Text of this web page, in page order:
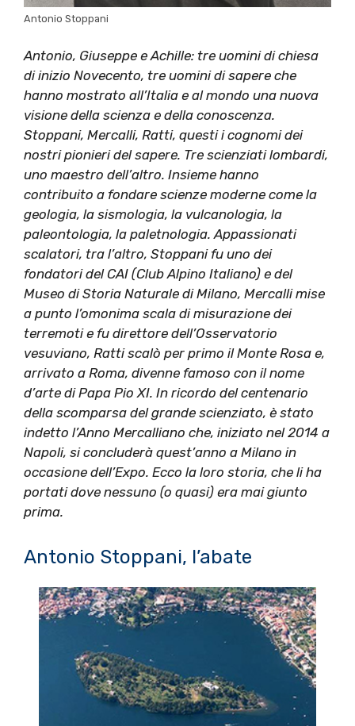
Antonio Stoppani
Antonio, Giuseppe e Achille: tre uomini di chiesa
di inizio Novecento, tre uomini di sapere che
hanno mostrato all’Italia e al mondo una nuova
visione della scienza e della conoscenza.
Stoppani, Mercalli, Ratti, questi i cognomi dei
nostri pionieri del sapere. Tre scienziati lombardi,
uno maestro dell’altro. Insieme hanno
contribuito a fondare scienze moderne come la
geologia, la sismologia, la vulcanologia, la
paleontologia, la paletnologia. Appassionati
scalatori, tra l’altro, Stoppani fu uno dei
fondatori del CAI (Club Alpino Italiano) e del
Museo di Storia Naturale di Milano, Mercalli mise
a punto l’omonima scala di misurazione dei
terremoti e fu direttore dell’Osservatorio
vesuviano, Ratti scalò per primo il Monte Rosa e,
arrivato a Roma, divenne famoso con il nome
d’arte di Papa Pio XI. In ricordo del centenario
della scomparsa del grande scienziato, è stato
indetto l’Anno Mercalliano che, iniziato nel 2014 a
Napoli, si concluderà quest’anno a Milano in
occasione dell’Expo. Ecco la loro storia, che li ha
portati dove nessuno (o quasi) era mai giunto
prima.
Antonio Stoppani, l’abate